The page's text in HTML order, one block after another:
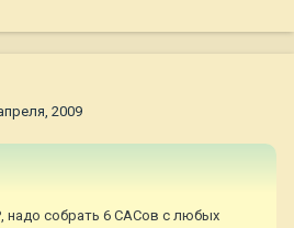
2009
надо собрать 6 САСов с любых